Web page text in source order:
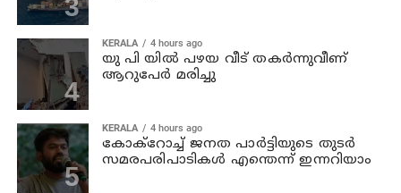
KERALA 4 hours ago
യു പി യില്‍ പഴയ വീട് തകര്‍ന്നുവീണ്
ആറുപേര്‍ മരിച്ചു
KERALA 4 hours ago
കോക്റോച്ച് ജനത പാര്‍ട്ടിയുടെ തുടര്‍
സമരപരിപാടികള്‍ എന്തെന്ന് ഇന്നറിയാം